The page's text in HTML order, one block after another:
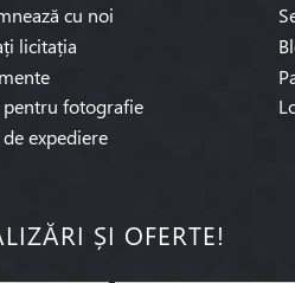
cu noi
licitația
pentru fotografie
expediere
ȘI OFERTE!